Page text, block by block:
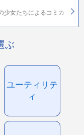
少女たちによるコミカ
ぶ
ユーティリテ
ィ